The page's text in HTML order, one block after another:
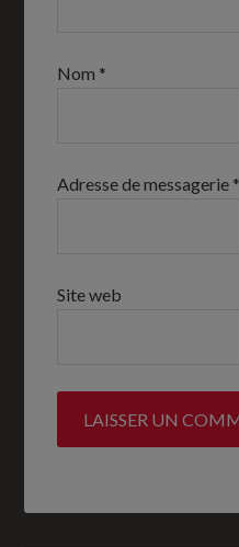
Nom *
Adresse de messagerie *
Site web